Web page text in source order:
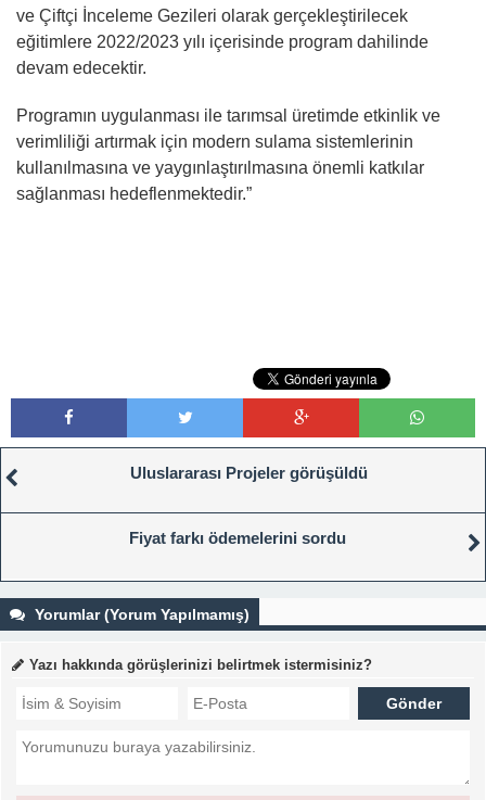
ve Çiftçi İnceleme Gezileri olarak gerçekleştirilecek
eğitimlere 2022/2023 yılı içerisinde program dahilinde
devam edecektir.
Programın uygulanması ile tarımsal üretimde etkinlik ve
verimliliği artırmak için modern sulama sistemlerinin
kullanılmasına ve yaygınlaştırılmasına önemli katkılar
sağlanması hedeflenmektedir.”
Uluslararası Projeler görüşüldü
Fiyat farkı ödemelerini sordu
Yorumlar (Yorum Yapılmamış)
Yazı hakkında görüşlerinizi belirtmek istermisiniz?